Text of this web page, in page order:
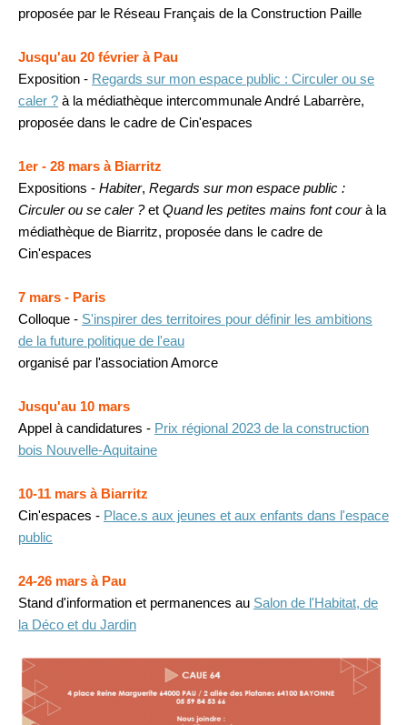
proposée par le Réseau Français de la Construction Paille
Jusqu'au 20 février à Pau
Exposition - Regards sur mon espace public : Circuler ou se
caler ? à la médiathèque intercommunale André Labarrère,
proposée dans le cadre de Cin'espaces
1er - 28 mars à Biarritz
Expositions - Habiter, Regards sur mon espace public :
Circuler ou se caler ?et Quand les petites mains font courà la
médiathèque de Biarritz, proposée dans le cadre de
Cin'espaces
7 mars - Paris
Colloque - S'inspirer des territoires pour définir les ambitions
de la future politique de l'eau
organisé par l'association Amorce
Jusqu'au 10 mars
Appel à candidatures - Prix régional 2023 de la construction
bois Nouvelle-Aquitaine
10-11 mars à Biarritz
Cin'espaces - Place.s aux jeunes et aux enfants dans l'espace
public
24-26 mars à Pau
Stand d'information et permanences au Salon de l'Habitat, de
la Déco et du Jardin